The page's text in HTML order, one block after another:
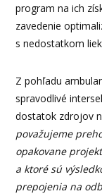
program na ich
zavedenie
s nedostatkom
Z pohľadu
spravodlivé
dostatok zdrojov
považujeme
opakovane
a ktoré sú
prepojenia na